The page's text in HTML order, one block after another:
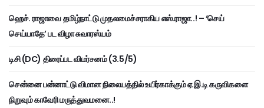
ஹெச். ராஜாவை தமிழ்நாட்டு முதலமைச்சராகிய எஸ்.ராஜா..! – ‘செய்
செய்யாதே’ பட விழா சுவாரஸ்யம்
டிசி (DC) திரைப்பட விமர்சனம் (3.5/5)
சென்னை பன்னாட்டு விமான நிலையத்தில் உயிர்காக்கும் ஏ.இ.டி கருவிகளை
நிறுவும் காவேரி மருத்துவமனை..!